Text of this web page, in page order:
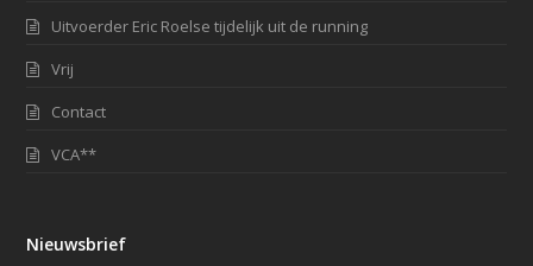
Uitvoerder Eric Roelse tijdelijk uit de running
Vrij
Contact
VCA**
Nieuwsbrief